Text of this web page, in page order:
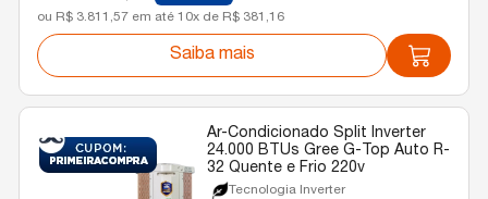
ou R$ 3.811,57 em até 10x de R$ 381,16
Saiba mais
Ar-Condicionado Split Inverter
24.000 BTUs Gree G-Top Auto R-
32 Quente e Frio 220v
Tecnologia Inverter